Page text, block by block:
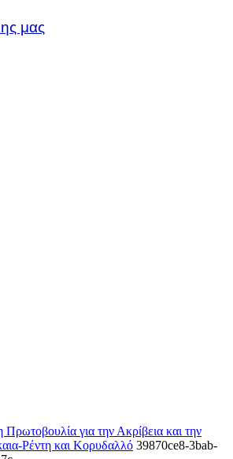
μας
για την Ακρίβεια και την
Ρέντη και Κορυδαλλό 39870ce8-3bab-